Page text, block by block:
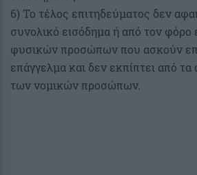
6) Το τέλος επιτηδεύματος δεν
συνολικό εισόδημα ή από τον φόρο
φυσικών προσώπων που ασκούν
επάγγελμα και δεν εκπίπτει από
των νομικών προσώπων.